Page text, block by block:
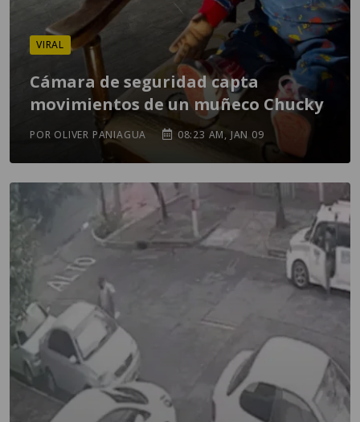
VIRAL
Cámara de seguridad capta
movimientos de un muñeco Chucky
POR OLIVER PANIAGUA 08:23 AM, JAN 09